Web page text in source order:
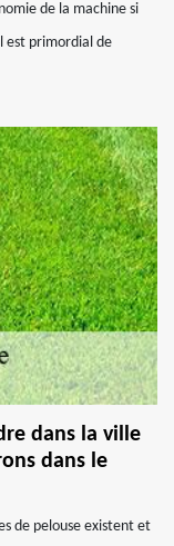
de la machine si
est primordial de
dans la ville
dans le
de pelouse existent et